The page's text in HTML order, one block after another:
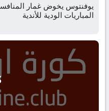
يوفنتوس يخوض غمار
المباريات الودية للأندية